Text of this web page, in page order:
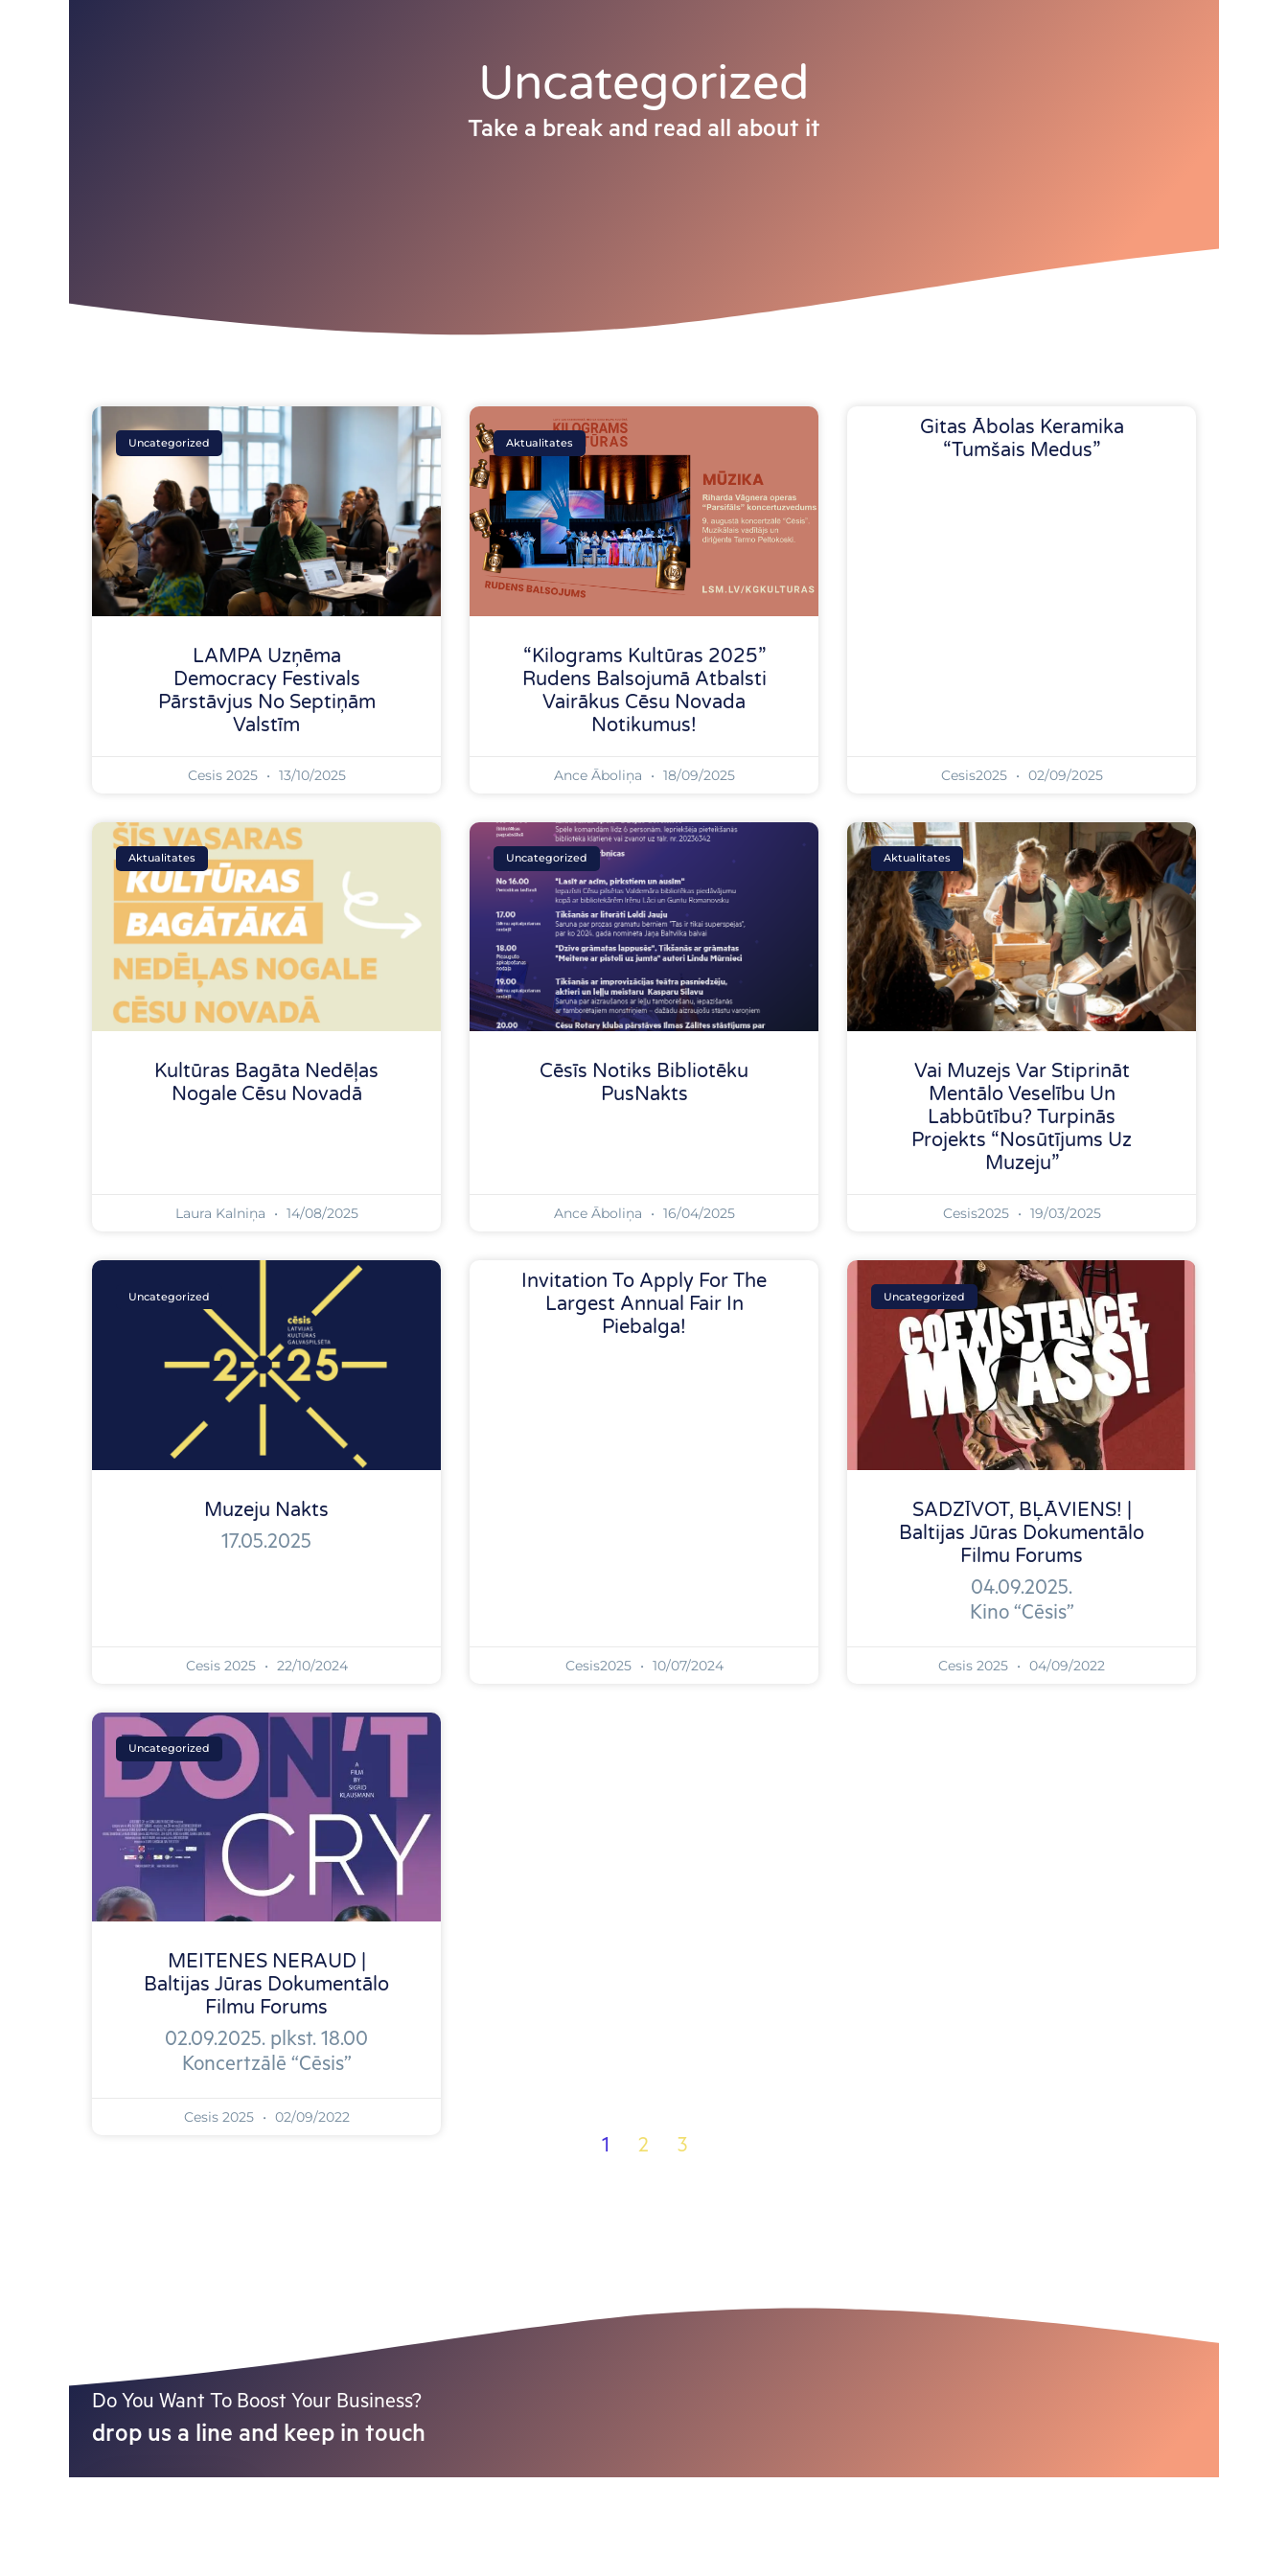
Uncategorized
Take a break and read all about it
Uncategorized
LAMPA Uzņēma
Democracy Festivals
Pārstāvjus No Septiņām
Valstīm
Cesis 2025 13/10/2025
Aktualitates
“Kilograms Kultūras 2025”
Rudens Balsojumā Atbalsti
Vairākus Cēsu Novada
Notikumus!
Ance Āboliņa 18/09/2025
Gitas Ābolas Keramika
“Tumšais Medus”
Cesis2025 02/09/2025
Aktualitates
Kultūras Bagāta Nedēļas
Nogale Cēsu Novadā
Laura Kalniņa 14/08/2025
Uncategorized
Cēsīs Notiks Bibliotēku
PusNakts
Ance Āboliņa 16/04/2025
Aktualitates
Vai Muzejs Var Stiprināt
Mentālo Veselību Un
Labbūtību? Turpinās
Projekts “Nosūtījums Uz
Muzeju”
Cesis2025 19/03/2025
Uncategorized
Muzeju Nakts
17.05.2025
Cesis 2025 22/10/2024
Invitation To Apply For The
Largest Annual Fair In
Piebalga!
Cesis2025 10/07/2024
Uncategorized
SADZĪVOT, BĻĀVIENS! |
Baltijas Jūras Dokumentālo
Filmu Forums
04.09.2025.
Kino “Cēsis”
Cesis 2025 04/09/2022
Uncategorized
MEITENES NERAUD |
Baltijas Jūras Dokumentālo
Filmu Forums
02.09.2025. plkst. 18.00
Koncertzālē “Cēsis”
Cesis 2025 02/09/2022
Page
1 2 3
Do You Want To Boost Your Business?
drop us a line and keep in touch